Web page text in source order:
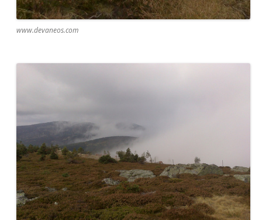
www.devaneos.com